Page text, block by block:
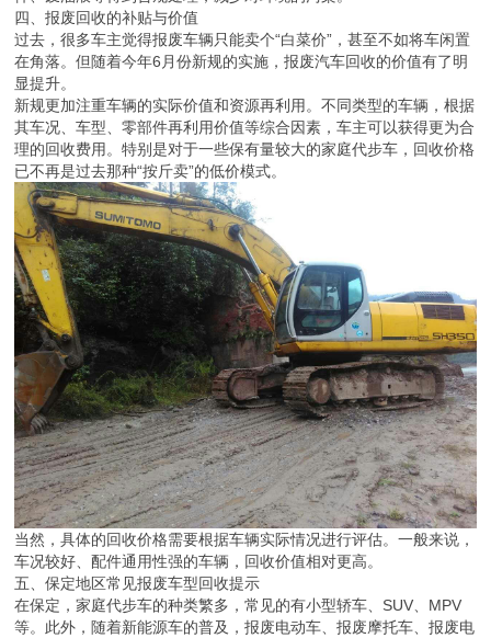
四、报废回收的补贴与价值
过去，很多车主觉得报废车辆只能卖个“白菜价”，甚至不如将车闲置
在角落。但随着今年6月份新规的实施，报废汽车回收的价值有了明
显提升。
新规更加注重车辆的实际价值和资源再利用。不同类型的车辆，根据
其车况、车型、零部件再利用价值等综合因素，车主可以获得更为合
理的回收费用。特别是对于一些保有量较大的家庭代步车，回收价格
已不再是过去那种“按斤卖”的低价模式。
当然，具体的回收价格需要根据车辆实际情况进行评估。一般来说，
车况较好、配件通用性强的车辆，回收价值相对更高。
五、保定地区常见报废车型回收提示
在保定，家庭代步车的种类繁多，常见的有小型轿车、SUV、MPV
等。此外，随着新能源车的普及，报废电动车、报废摩托车、报废电